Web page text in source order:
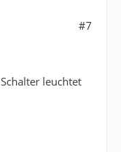
#7
leuchtet